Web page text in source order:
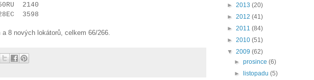
2140
3598
8 nových lokátorů, celkem 66/266.
► 2013 (20)
► 2012 (41)
► 2011 (84)
► 2010 (51)
▼ 2009 (62)
►prosince(6)
►
listopadu(5)